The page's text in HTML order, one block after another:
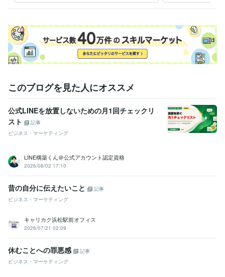
このブログを見た人にオススメ
公式LINEを放置しないための月1回チェックリ
スト
記事
ビジネス・マーケティング
LINE構築くん＠公式アカウント認定資格
2026/08/02 17:10
昔の自分に伝えたいこと
記事
ビジネス・マーケティング
キャリカク浜松駅前オフィス
2026/07/21 02:09
休むことへの罪悪感
記事
ビジネス・マーケティング